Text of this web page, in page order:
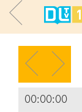
00:00:00